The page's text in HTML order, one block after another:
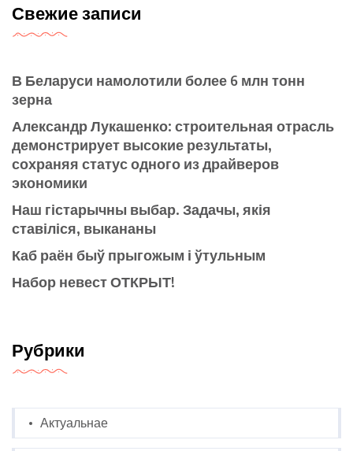
Свежие записи
В Беларуси намолотили более 6 млн тонн
зерна
Александр Лукашенко: строительная отрасль
демонстрирует высокие результаты,
сохраняя статус одного из драйверов
экономики
Наш гістарычны выбар. Задачы, якія
ставіліся, выкананы
Каб раён быў прыгожым і ўтульным
Набор невест ОТКРЫТ!
Рубрики
Актуальнае